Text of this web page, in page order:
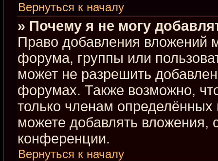
Вернуться к началу
» Почему я не могу
Право добавления вложений
форума, группы или
может не разрешить
форумах. Также возможно,
только членам
можете добавлять вложения,
конференции.
Вернуться к началу